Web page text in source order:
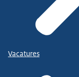
Vacatures